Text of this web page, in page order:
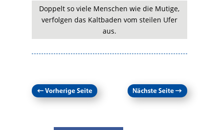
Doppelt so viele Menschen wie die Mutige,
verfolgen das Kaltbaden vom steilen Ufer
aus.
←Vorherige Seite Nächste Seite→